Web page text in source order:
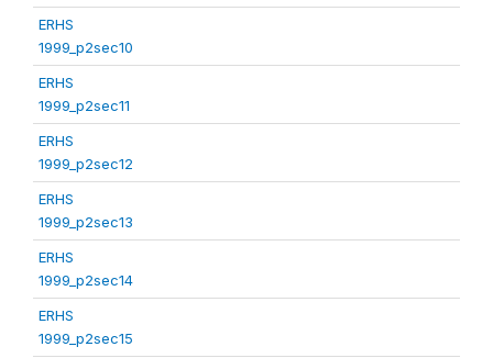
ERHS
1999_p2sec10
ERHS
1999_p2sec11
ERHS
1999_p2sec12
ERHS
1999_p2sec13
ERHS
1999_p2sec14
ERHS
1999_p2sec15